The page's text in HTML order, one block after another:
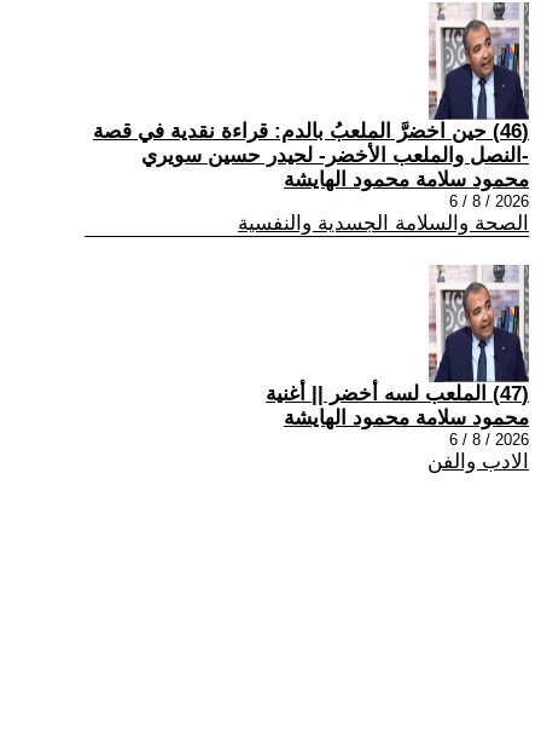
(46) حين اخضرَّ الملعبُ بالدم: قراءة نقدية في قصة
-النصل والملعب الأخضر- لحيدر حسين سويري
محمود سلامة محمود الهايشة
2026 / 8 / 6
الصحة والسلامة الجسدية والنفسية
(47) الملعب لسه أخضر || أغنية
محمود سلامة محمود الهايشة
2026 / 8 / 6
الادب والفن